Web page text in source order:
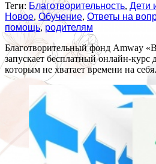
Теги: Благотворительность, Дети
Новое, Обучение, Ответы на
помощь, родителям
Благотворительный фонд Amway «В
запускает бесплатный онлайн-
которым не хватает времени на себя.